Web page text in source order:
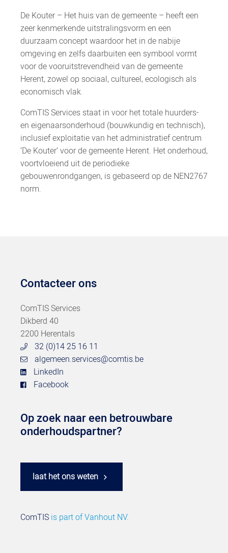
De Kouter – Het huis van de gemeente – heeft een
zeer kenmerkende uitstralingsvorm en een
duurzaam concept waardoor het in de nabije
omgeving en zelfs daarbuiten een symbool vormt
voor de vooruitstrevendheid van de gemeente
Herent, zowel op sociaal, cultureel, ecologisch als
economisch vlak.
ComTIS Services staat in voor het totale huurders-
en eigenaarsonderhoud (bouwkundig en technisch),
inclusief exploitatie van het administratief centrum
‘De Kouter’ voor de gemeente Herent. Het onderhoud,
voortvloeiend uit de periodieke
gebouwenrondgangen, is gebaseerd op de NEN2767
norm.
Contacteer ons
ComTIS Services
Dikberd 40
2200 Herentals
32 (0)14 25 16 11
algemeen.services@comtis.be
LinkedIn
Facebook
Op zoek naar een betrouwbare
onderhoudspartner?
laat het ons weten
ComTIS is part ofVanhout NV.